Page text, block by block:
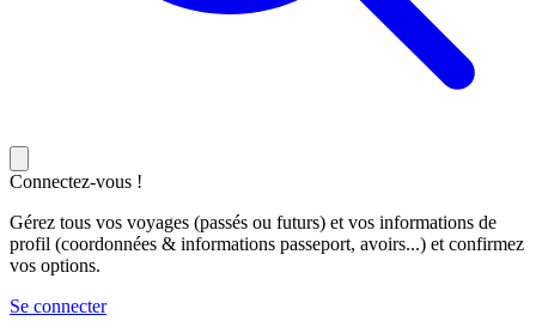
Connectez-vous !
Gérez tous vos voyages (passés ou futurs) et vos informations de
profil (coordonnées & informations passeport, avoirs...) et confirmez
vos options.
Se connecter